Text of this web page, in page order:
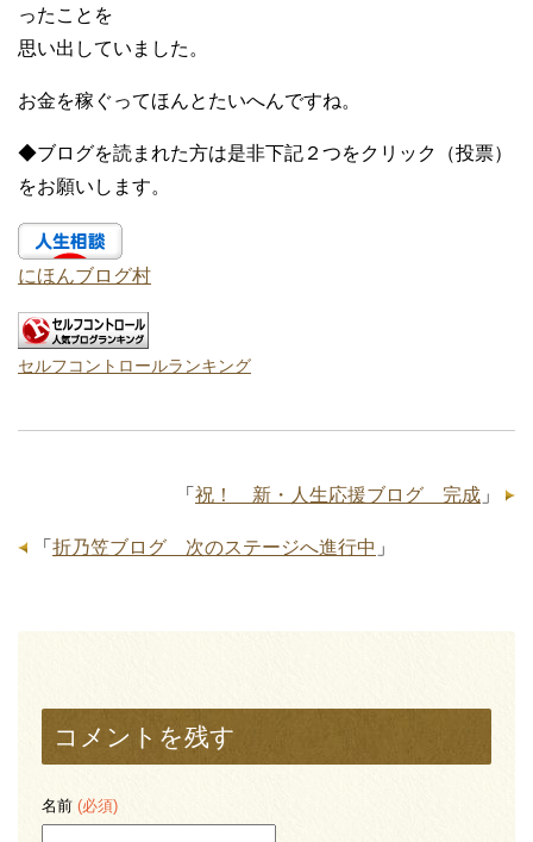
ったことを
思い出していました。
お金を稼ぐってほんとたいへんですね。
◆ブログを読まれた方は是非下記２つをクリック（投票）
をお願いします。
にほんブログ村
セルフコントロールランキング
「 祝！ 新・人生応援ブログ 完成 」
「 折乃笠ブログ 次のステージへ進行中 」
コメントを残す
名前 (必須)